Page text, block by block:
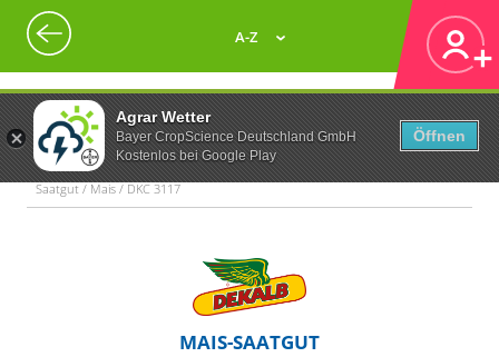
Agrar Wetter
Bayer CropScience Deutschland GmbH
Kostenlos bei Google Play
Öffnen
A-Z
Saatgut / Mais / DKC 3117
MAIS-SAATGUT